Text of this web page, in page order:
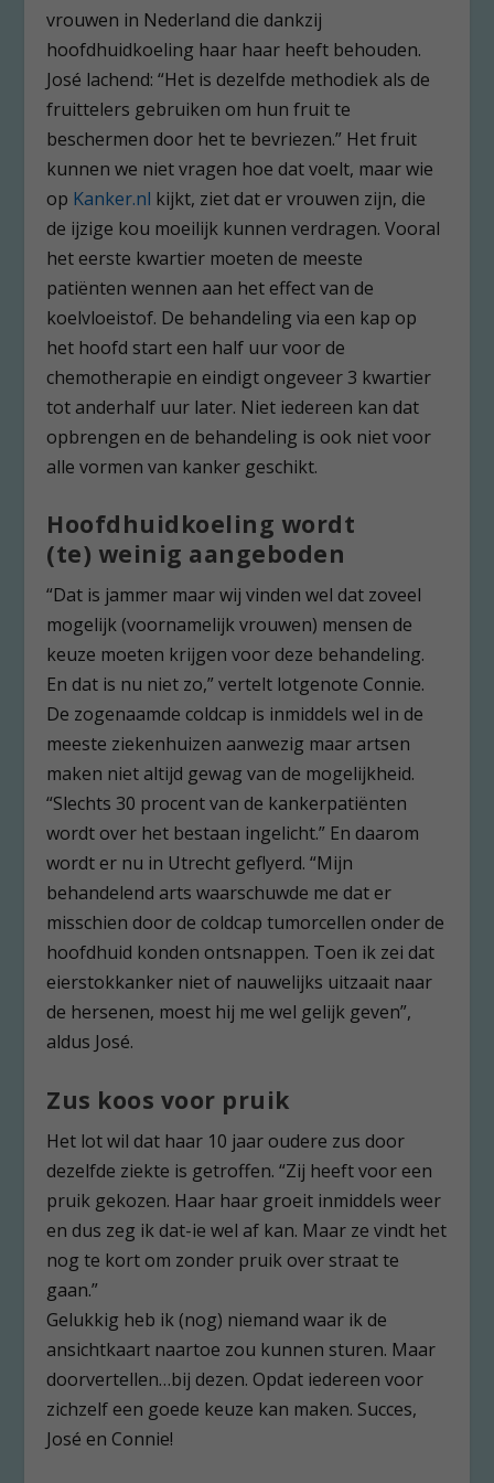
vrouwen in Nederland die dankzij
hoofdhuidkoeling haar haar heeft behouden.
José lachend: “Het is dezelfde methodiek als de
fruittelers gebruiken om hun fruit te
beschermen door het te bevriezen.” Het fruit
kunnen we niet vragen hoe dat voelt, maar wie
op Kanker.nl kijkt, ziet dat er vrouwen zijn, die
de ijzige kou moeilijk kunnen verdragen. Vooral
het eerste kwartier moeten de meeste
patiënten wennen aan het effect van de
koelvloeistof. De behandeling via een kap op
het hoofd start een half uur voor de
chemotherapie en eindigt ongeveer 3 kwartier
tot anderhalf uur later. Niet iedereen kan dat
opbrengen en de behandeling is ook niet voor
alle vormen van kanker geschikt.
Hoofdhuidkoeling wordt
(te) weinig aangeboden
“Dat is jammer maar wij vinden wel dat zoveel
mogelijk (voornamelijk vrouwen) mensen de
keuze moeten krijgen voor deze behandeling.
En dat is nu niet zo,” vertelt lotgenote Connie.
De zogenaamde coldcap is inmiddels wel in de
meeste ziekenhuizen aanwezig maar artsen
maken niet altijd gewag van de mogelijkheid.
“Slechts 30 procent van de kankerpatiënten
wordt over het bestaan ingelicht.” En daarom
wordt er nu in Utrecht geflyerd. “Mijn
behandelend arts waarschuwde me dat er
misschien door de coldcap tumorcellen onder de
hoofdhuid konden ontsnappen. Toen ik zei dat
eierstokkanker niet of nauwelijks uitzaait naar
de hersenen, moest hij me wel gelijk geven”,
aldus José.
Zus koos voor pruik
Het lot wil dat haar 10 jaar oudere zus door
dezelfde ziekte is getroffen. “Zij heeft voor een
pruik gekozen. Haar haar groeit inmiddels weer
en dus zeg ik dat-ie wel af kan. Maar ze vindt het
nog te kort om zonder pruik over straat te
gaan.”
Gelukkig heb ik (nog) niemand waar ik de
ansichtkaart naartoe zou kunnen sturen. Maar
doorvertellen…bij dezen. Opdat iedereen voor
zichzelf een goede keuze kan maken. Succes,
José en Connie!